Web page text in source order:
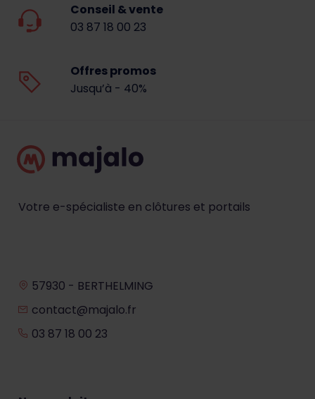
Conseil & vente
03 87 18 00 23
Offres promos
Jusqu’à - 40%
Votre e-spécialiste en clôtures et portails
57930 - BERTHELMING
contact@majalo.fr
03 87 18 00 23